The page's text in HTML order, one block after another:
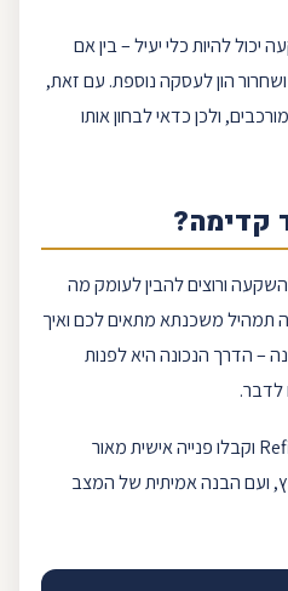
להיות כלי יעיל – בין אם
הון לעסקה נוספת. עם זאת,
ולכן כדאי לבחון אותו
קדימה?
ורוצים להבין לעומק מה
תמהיל משכנתאמתאים לכם ואיך
– הדרך הנכונה היא לפנות
לדבר.
וקבלו פנייה אישית מאור
ועם הבנה אמיתית של המצב